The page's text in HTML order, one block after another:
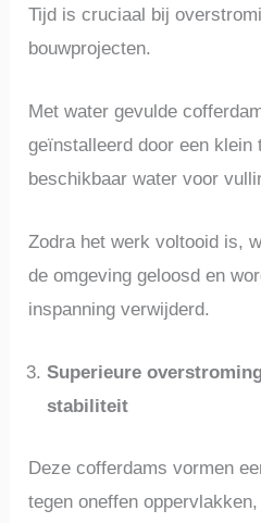
Tijd is cruciaal bij
bouwprojecten.
Met water gevulde
geïnstalleerd door een klein
beschikbaar water voor
Zodra het werk voltooid is,
de omgeving geloosd en
inspanning verwijderd.
Superieure
stabiliteit
Deze cofferdams vormen
tegen oneffen